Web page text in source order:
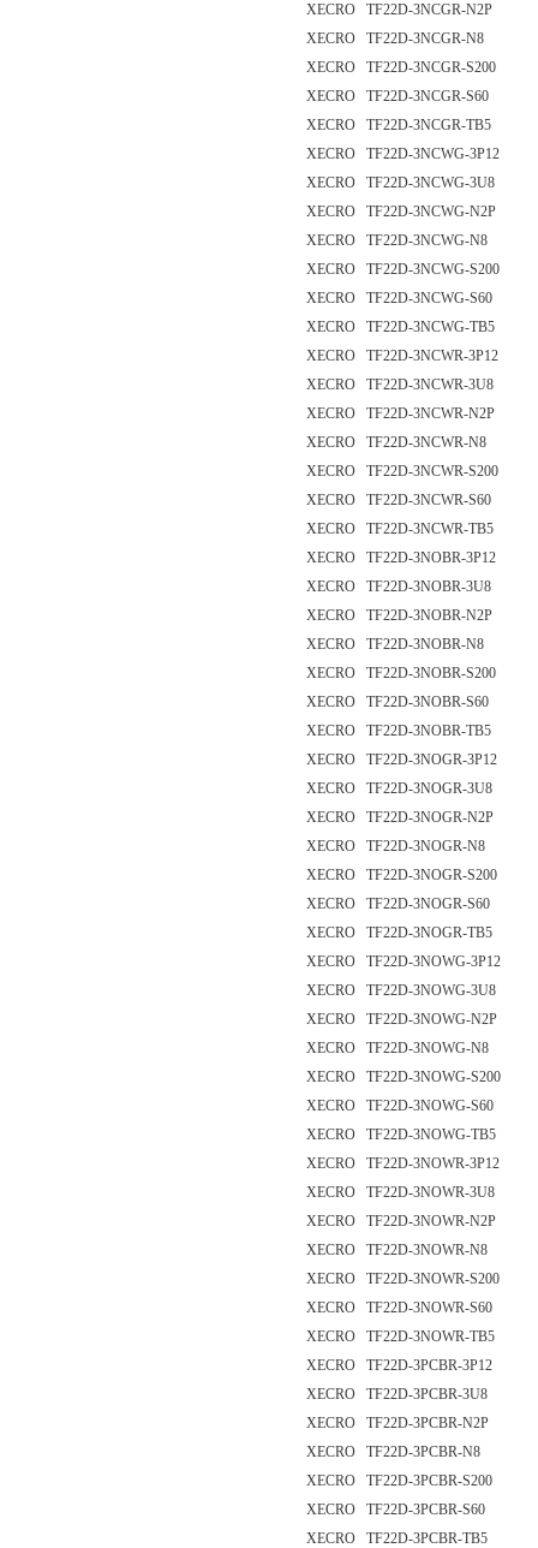
XECRO TF22D-3NCGR-N2P
XECRO TF22D-3NCGR-N8
XECRO TF22D-3NCGR-S200
XECRO TF22D-3NCGR-S60
XECRO TF22D-3NCGR-TB5
XECRO TF22D-3NCWG-3P12
XECRO TF22D-3NCWG-3U8
XECRO TF22D-3NCWG-N2P
XECRO TF22D-3NCWG-N8
XECRO TF22D-3NCWG-S200
XECRO TF22D-3NCWG-S60
XECRO TF22D-3NCWG-TB5
XECRO TF22D-3NCWR-3P12
XECRO TF22D-3NCWR-3U8
XECRO TF22D-3NCWR-N2P
XECRO TF22D-3NCWR-N8
XECRO TF22D-3NCWR-S200
XECRO TF22D-3NCWR-S60
XECRO TF22D-3NCWR-TB5
XECRO TF22D-3NOBR-3P12
XECRO TF22D-3NOBR-3U8
XECRO TF22D-3NOBR-N2P
XECRO TF22D-3NOBR-N8
XECRO TF22D-3NOBR-S200
XECRO TF22D-3NOBR-S60
XECRO TF22D-3NOBR-TB5
XECRO TF22D-3NOGR-3P12
XECRO TF22D-3NOGR-3U8
XECRO TF22D-3NOGR-N2P
XECRO TF22D-3NOGR-N8
XECRO TF22D-3NOGR-S200
XECRO TF22D-3NOGR-S60
XECRO TF22D-3NOGR-TB5
XECRO TF22D-3NOWG-3P12
XECRO TF22D-3NOWG-3U8
XECRO TF22D-3NOWG-N2P
XECRO TF22D-3NOWG-N8
XECRO TF22D-3NOWG-S200
XECRO TF22D-3NOWG-S60
XECRO TF22D-3NOWG-TB5
XECRO TF22D-3NOWR-3P12
XECRO TF22D-3NOWR-3U8
XECRO TF22D-3NOWR-N2P
XECRO TF22D-3NOWR-N8
XECRO TF22D-3NOWR-S200
XECRO TF22D-3NOWR-S60
XECRO TF22D-3NOWR-TB5
XECRO TF22D-3PCBR-3P12
XECRO TF22D-3PCBR-3U8
XECRO TF22D-3PCBR-N2P
XECRO TF22D-3PCBR-N8
XECRO TF22D-3PCBR-S200
XECRO TF22D-3PCBR-S60
XECRO TF22D-3PCBR-TB5